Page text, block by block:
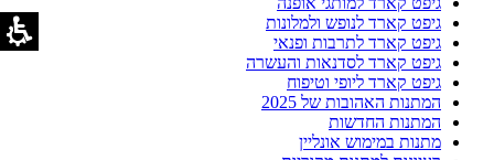
גיפט קארד לנופש ולמלונות
גיפט קארד לתרבות ופנאי
גיפט קארד לסדנאות והעשרה
גיפט קארד ליופי וטיפוח
המתנות האהובות של 2025
המתנות החדשות
מתנות במימוש אונליין